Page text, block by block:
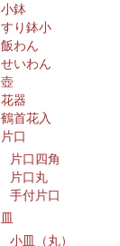
小鉢
すり鉢小
飯わん
せいわん
壺
花器
鶴首花入
片口
片口四角
片口丸
手付片口
小皿（丸）